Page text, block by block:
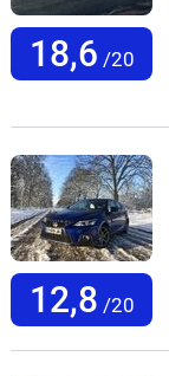
18,6 /20
12,8 /20